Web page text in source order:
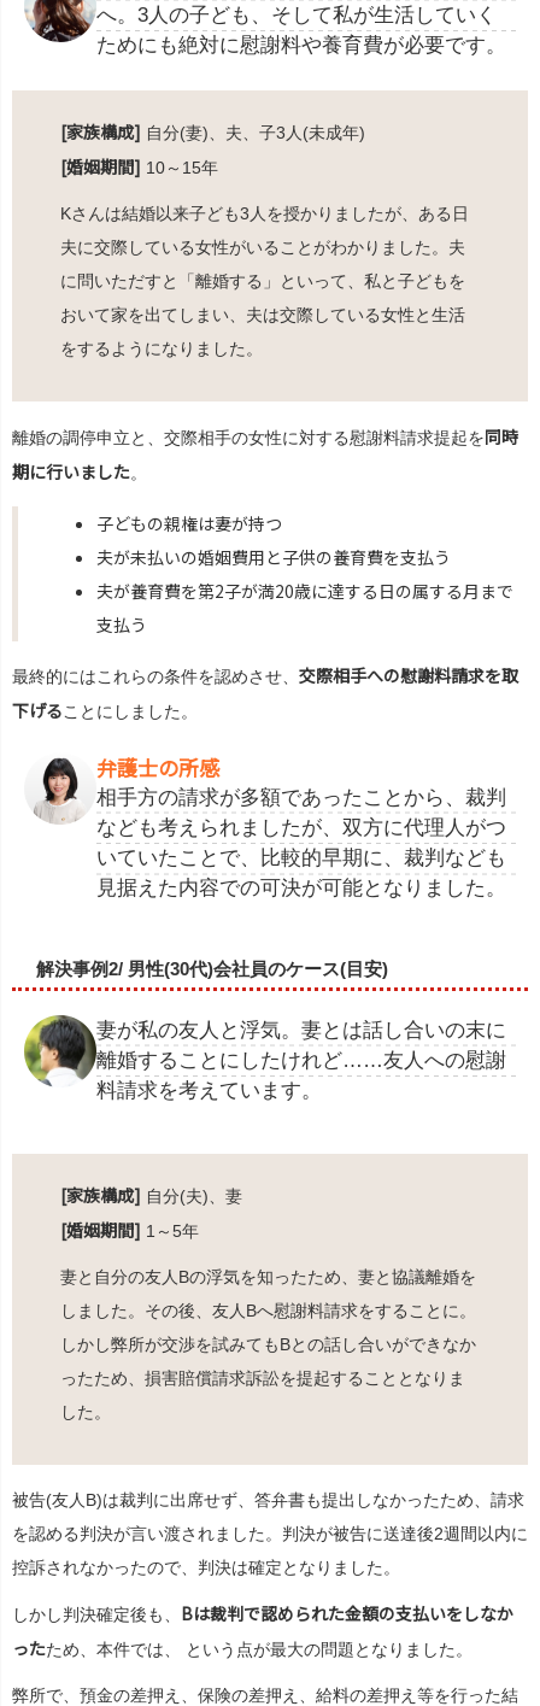
へ。3⼈の⼦ども、そして私が⽣活していく
ためにも絶対に慰謝料や養育費が必要です。
[家族構成] 自分(妻)、夫、子3人(未成年)
[婚姻期間] 10～15年
Kさんは結婚以来⼦ども3⼈を授かりましたが、ある⽇
夫に交際している⼥性がいることがわかりました。夫
に問いただすと「離婚する」といって、私と⼦どもを
おいて家を出てしまい、夫は交際している⼥性と⽣活
をするようになりました。
離婚の調停申⽴と、交際相⼿の⼥性に対する慰謝料請求提起を同時
期に⾏いました。
⼦どもの親権は妻が持つ
夫が未払いの婚姻費⽤と⼦供の養育費を⽀払う
夫が養育費を第2⼦が満20歳に達する⽇の属する⽉まで
⽀払う
最終的にはこれらの条件を認めさせ、 交際相⼿への慰謝料請求を取
下げることにしました。
弁護士の所感
相手方の請求が多額であったことから、裁判
なども考えられましたが、双方に代理人がつ
いていたことで、比較的早期に、裁判なども
見据えた内容での可決が可能となりました。
解決事例2/ 男性(30代)会社員のケース(目安)
妻が私の友人と浮気。妻とは話し合いの末に
離婚することにしたけれど……友人への慰謝
料請求を考えています。
[家族構成] 自分(夫)、妻
[婚姻期間] 1～5年
妻と自分の友人Bの浮気を知ったため、妻と協議離婚を
しました。その後、友人Bへ慰謝料請求をすることに。
しかし弊所が交渉を試みてもBとの話し合いができなか
ったため、損害賠償請求訴訟を提起することとなりま
した。
被告(友人B)は裁判に出席せず、答弁書も提出しなかったため、請求
を認める判決が言い渡されました。判決が被告に送達後2週間以内に
控訴されなかったので、判決は確定となりました。
しかし判決確定後も、 Bは裁判で認められた金額の支払いをしなか
ったため、本件では、 という点が最大の問題となりました。
弊所で、預金の差押え、保険の差押え、給料の差押え等を行った結